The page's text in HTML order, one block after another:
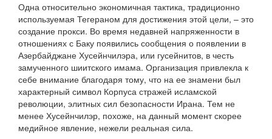
Одна относительно экономичная тактика, традиционно
используемая Тегераном для достижения этой цели, – это
создание прокси. Во время недавней напряженности в
отношениях с Баку появились сообщения о появлении в
Азербайджане Хусейнчилэра, или гусейнитов, в честь
замученного шиитского имама. Организация привлекла к
себе внимание благодаря тому, что на ее знамени был
характерный символ Корпуса стражей исламской
революции, элитных сил безопасности Ирана. Тем не
менее Хусейнчилэр, похоже, на данный момент скорее
медийное явление, нежели реальная сила.